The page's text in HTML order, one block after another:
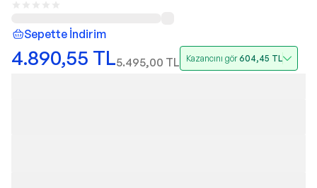
Sepette İndirim
4.890,55 TL5.495,00 TL Kazancını gör604,45 TL